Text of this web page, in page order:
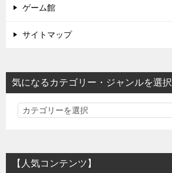
ゲーム館
サイトマップ
気になるカテゴリー・ジャンルを選択
気
る
カ
【人気コンテンツ】